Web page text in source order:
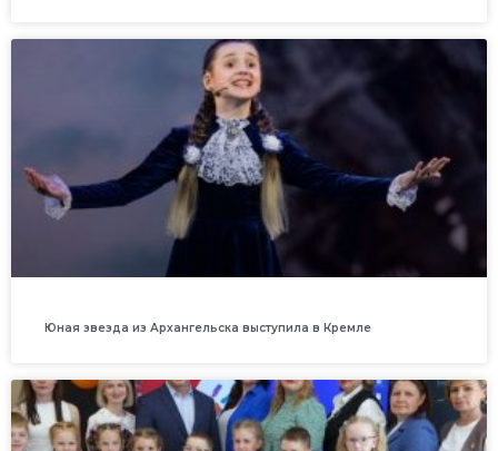
Юная звезда из Архангельска выступила в Кремле